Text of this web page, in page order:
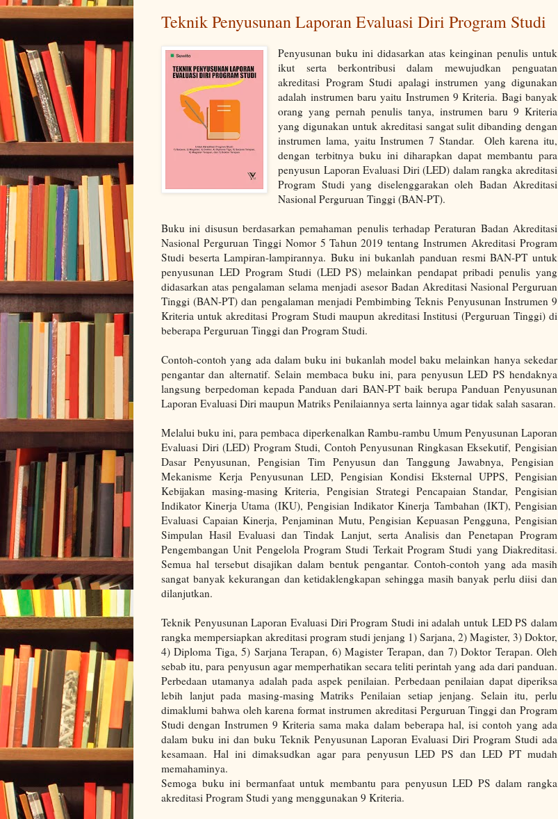
Teknik Penyusunan Laporan Evaluasi Diri Program Studi
Penyusunan buku ini didasarkan atas keinginan penulis untuk
ikut serta berkontribusi dalam mewujudkan penguatan
akreditasi Program Studi apalagi instrumen yang digunakan
adalah instrumen baru yaitu Instrumen 9 Kriteria. Bagi banyak
orang yang pernah penulis tanya, instrumen baru 9 Kriteria
yang digunakan untuk akreditasi sangat sulit dibanding dengan
instrumen lama, yaitu Instrumen 7 Standar. Oleh karena itu,
dengan terbitnya buku ini diharapkan dapat membantu para
penyusun Laporan Evaluasi Diri (LED) dalam rangka akreditasi
Program Studi yang diselenggarakan oleh Badan Akreditasi
Nasional Perguruan Tinggi (BAN-PT).
Buku ini disusun berdasarkan pemahaman penulis terhadap Peraturan Badan Akreditasi
Nasional Perguruan Tinggi Nomor 5 Tahun 2019 tentang Instrumen Akreditasi Program
Studi beserta Lampiran-lampirannya. Buku ini bukanlah panduan resmi BAN-PT untuk
penyusunan LED Program Studi (LED PS) melainkan pendapat pribadi penulis yang
didasarkan atas pengalaman selama menjadi asesor Badan Akreditasi Nasional Perguruan
Tinggi (BAN-PT) dan pengalaman menjadi Pembimbing Teknis Penyusunan Instrumen 9
Kriteria untuk akreditasi Program Studi maupun akreditasi Institusi (Perguruan Tinggi) di
beberapa Perguruan Tinggi dan Program Studi.
Contoh-contoh yang ada dalam buku ini bukanlah model baku melainkan hanya sekedar
pengantar dan alternatif. Selain membaca buku ini, para penyusun LED PS hendaknya
langsung berpedoman kepada Panduan dari BAN-PT baik berupa Panduan Penyusunan
Laporan Evaluasi Diri maupun Matriks Penilaiannya serta lainnya agar tidak salah sasaran.
Melalui buku ini, para pembaca diperkenalkan Rambu-rambu Umum Penyusunan Laporan
Evaluasi Diri (LED) Program Studi, Contoh Penyusunan Ringkasan Eksekutif, Pengisian
Dasar Penyusunan, Pengisian Tim Penyusun dan Tanggung Jawabnya, Pengisian
Mekanisme Kerja Penyusunan LED, Pengisian Kondisi Eksternal UPPS, Pengisian
Kebijakan masing-masing Kriteria, Pengisian Strategi Pencapaian Standar, Pengisian
Indikator Kinerja Utama (IKU), Pengisian Indikator Kinerja Tambahan (IKT), Pengisian
Evaluasi Capaian Kinerja, Penjaminan Mutu, Pengisian Kepuasan Pengguna, Pengisian
Simpulan Hasil Evaluasi dan Tindak Lanjut, serta Analisis dan Penetapan Program
Pengembangan Unit Pengelola Program Studi Terkait Program Studi yang Diakreditasi.
Semua hal tersebut disajikan dalam bentuk pengantar. Contoh-contoh yang ada masih
sangat banyak kekurangan dan ketidaklengkapan sehingga masih banyak perlu diisi dan
dilanjutkan.
Teknik Penyusunan Laporan Evaluasi Diri Program Studi ini adalah untuk LED PS dalam
rangka mempersiapkan akreditasi program studi jenjang 1) Sarjana, 2) Magister, 3) Doktor,
4) Diploma Tiga, 5) Sarjana Terapan, 6) Magister Terapan, dan 7) Doktor Terapan. Oleh
sebab itu, para penyusun agar memperhatikan secara teliti perintah yang ada dari panduan.
Perbedaan utamanya adalah pada aspek penilaian. Perbedaan penilaian dapat diperiksa
lebih lanjut pada masing-masing Matriks Penilaian setiap jenjang. Selain itu, perlu
dimaklumi bahwa oleh karena format instrumen akreditasi Perguruan Tinggi dan Program
Studi dengan Instrumen 9 Kriteria sama maka dalam beberapa hal, isi contoh yang ada
dalam buku ini dan buku Teknik Penyusunan Laporan Evaluasi Diri Program Studi ada
kesamaan. Hal ini dimaksudkan agar para penyusun LED PS dan LED PT mudah
memahaminya.
Semoga buku ini bermanfaat untuk membantu para penyusun LED PS dalam rangka
akreditasi Program Studi yang menggunakan 9 Kriteria.